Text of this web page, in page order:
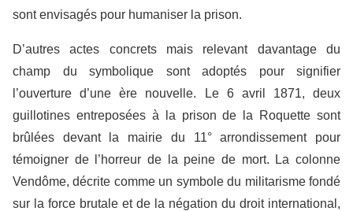
sont envisagés pour humaniser la prison.
D’autres actes concrets mais relevant davantage du
champ du symbolique sont adoptés pour signifier
l’ouverture d’une ère nouvelle. Le 6 avril 1871, deux
guillotines entreposées à la prison de la Roquette sont
brûlées devant la mairie du 11° arrondissement pour
témoigner de l’horreur de la peine de mort. La colonne
Vendôme, décrite comme un symbole du militarisme fondé
sur la force brutale et de la négation du droit international,